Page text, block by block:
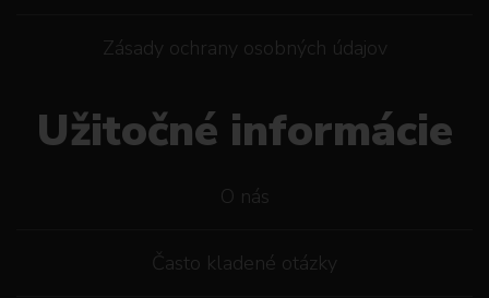
Zásady ochrany osobných údajov
Užitočné informácie
O nás
Často kladené otázky